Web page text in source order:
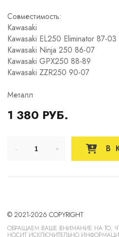
Совместимость:
Kawasaki
Kawasaki EL250 Eliminator 87-03
Kawasaki Ninja 250 86-07
Kawasaki GPX250 88-89
Kawasaki ZZR250 90-07
Металл
1 380 РУБ.
В
© 2021-2026 COPYRIGHT
ОБРАЩАЕМ ВАШЕ ВНИМАНИЕ НА ТО,
НОСИТ ИСКЛЮЧИТЕЛЬНО